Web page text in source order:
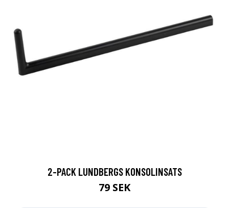
2-PACK LUNDBERGS KONSOLINSATS
79 SEK